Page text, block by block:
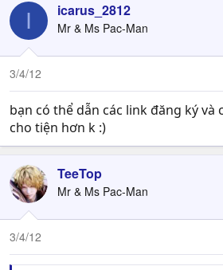
I icarus_2812
Mr & Ms Pac-Man
3/4/12
bạn có thể dẫn các link đăng ký
cho tiện hơn k :)
TeeTop
Mr & Ms Pac-Man
3/4/12